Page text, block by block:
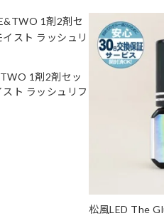
1剤2剤セッ
ト ラッシュリフ
松風LED The